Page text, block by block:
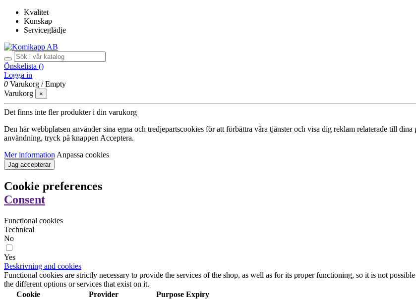
Kvalitet
Kunskap
Serviceglädje
Önskelista ()
Logga in
0 Varukorg /Empty
Varukorg
×
Det finns inte fler produkter i din varukorg
Den här webbplatsen använder sina egna och tredjepartscookies för att förbättra våra tjänster och visa dig reklam relaterade till
användning, tryck på knappen Acceptera.
Mer information Anpassa cookies
Jag accepterar
Cookie preferences
Consent
Functional cookies
Technical
No
Yes
Beskrivning and cookies
Functional cookies are strictly necessary to provide the services of the shop, as well as for its proper functioning, so it is not
the different options or services that exist on it.
Cookie
Provider Purpose Expiry